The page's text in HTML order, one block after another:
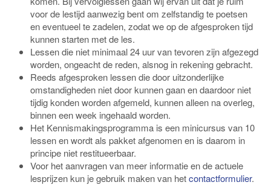
voor de lestijd aanwezig bent om zelfstandig te poetsen
en eventueel te zadelen, zodat we op de afgesproken tijd
kunnen starten met de les.
Lessen die niet minimaal 24 uur van tevoren zijn afgezegd
worden, ongeacht de reden, alsnog in rekening gebracht.
Reeds afgesproken lessen die door uitzonderlijke
omstandigheden niet door kunnen gaan en daardoor niet
tijdig konden worden afgemeld, kunnen alleen na overleg,
binnen een week ingehaald worden.
Het Kennismakingsprogramma is een minicursus van 10
lessen en wordt als pakket afgenomen en is daarom in
principe niet restitueerbaar.
Voor het aanvragen van meer informatie en de actuele
lesprijzen kun je gebruik maken van hetcontactformulier.